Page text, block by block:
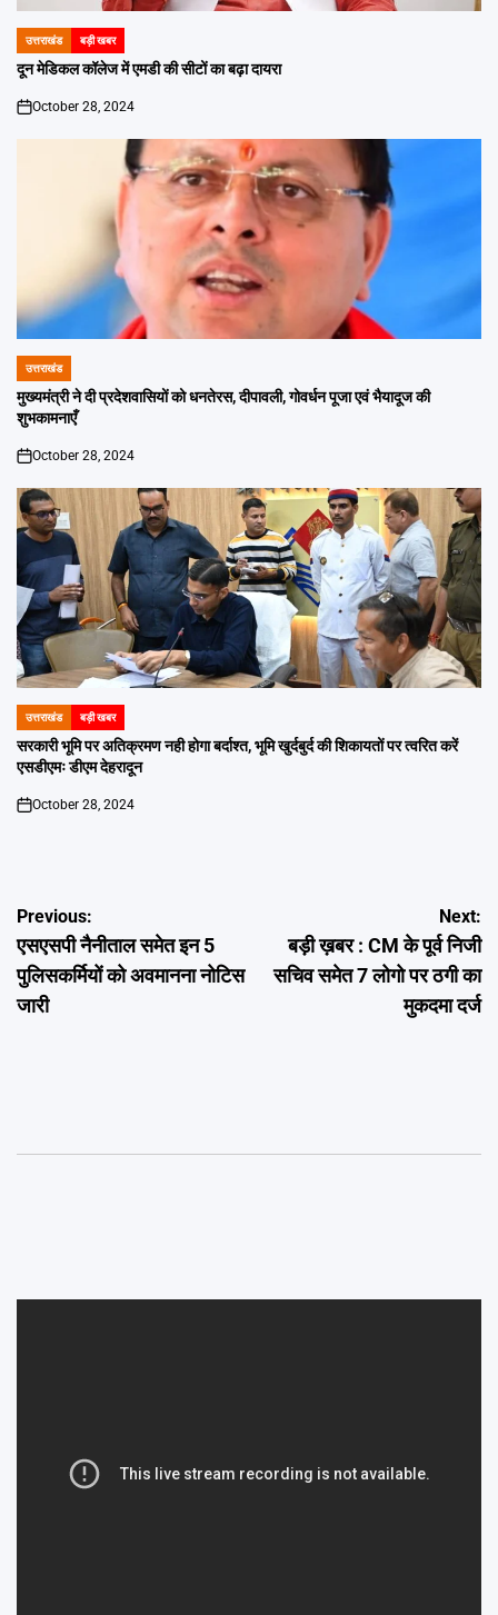
POSTED
IN
उत्तराखंड बड़ी खबर
दून मेडिकल कॉलेज में एमडी की सीटों का बढ़ा दायरा
on
October 28, 2024
POSTED
IN
उत्तराखंड
मुख्यमंत्री ने दी प्रदेशवासियों को धनतेरस, दीपावली, गोवर्धन पूजा एवं भैयादूज की
शुभकामनाएँ
on
October 28, 2024
POSTED
IN
उत्तराखंड बड़ी खबर
सरकारी भूमि पर अतिक्रमण नही होगा बर्दाश्त, भूमि खुर्दबुर्द की शिकायतों पर त्वरित करें
एसडीएमः डीएम देहरादून
on
October 28, 2024
Post
navigation
Previous:
एसएसपी नैनीताल समेत इन 5
पुलिसकर्मियों को अवमानना नोटिस
जारी
Next:
बड़ी ख़बर : CM के पूर्व निजी
सचिव समेत 7 लोगो पर ठगी का
मुकदमा दर्ज